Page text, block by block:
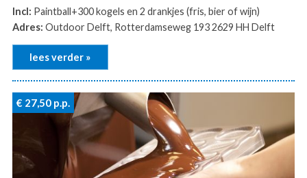
Incl: Paintball+300 kogels en 2 drankjes (fris, bier of wijn)
Adres: Outdoor Delft, Rotterdamseweg 193 2629 HH Delft
lees verder »
€ 27,50p.p.